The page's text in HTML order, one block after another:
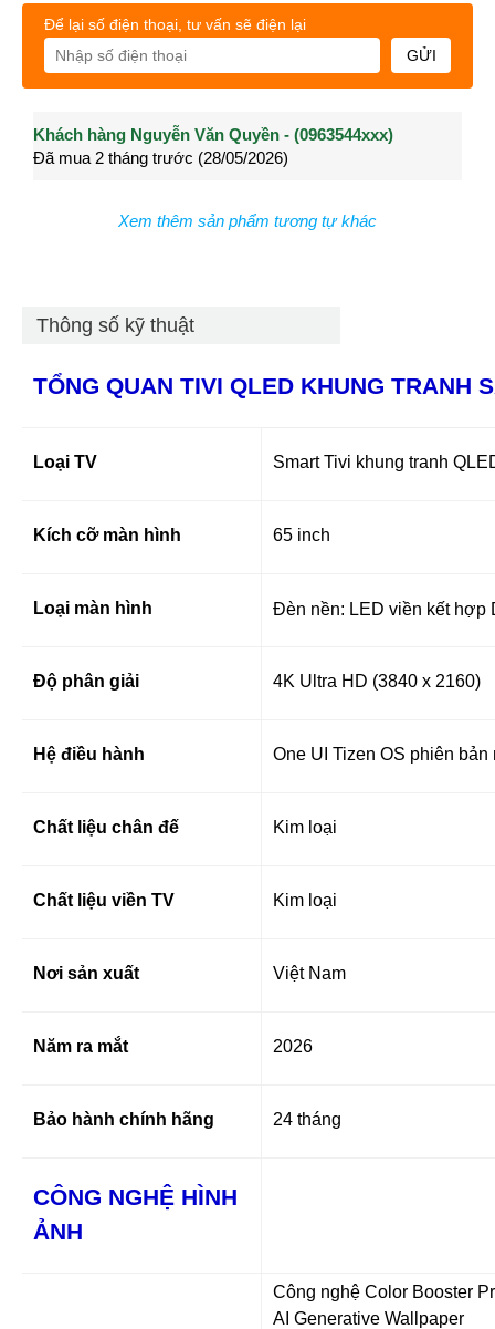
Để lại số điện thoại, tư vấn sẽ điện lại
GỬI
Khách hàng Nguyễn Văn Quyền - (0963544xxx)
Đã mua 2 tháng trước (28/05/2026)
Khách hàng Nguyễn Thành Long - (0902021xxx)
Đã mua 3 tháng trước (27/04/2026)
Xem thêm sản phẩm tương tự khác
Thông số kỹ thuật
TỔNG QUAN TIVI QLED KHUNG TRANH
Loại TV Smart Tivi khung tranh
Kích cỡ màn hình 65 inch
Loại màn hình Đèn nền: LED viền kết hợp
Độ phân giải 4K Ultra HD (3840 x 2160)
Hệ điều hành One UI Tizen OS phiên bản
Chất liệu chân đế Kim loại
Chất liệu viền TV Kim loại
Nơi sản xuất Việt Nam
Năm ra mắt 2026
Bảo hành chính hãng 24 tháng
CÔNG NGHỆ HÌNH
ẢNH
Công nghệ Color Booster
AI Generative Wallpaper